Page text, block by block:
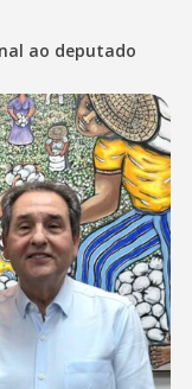
ao deputado